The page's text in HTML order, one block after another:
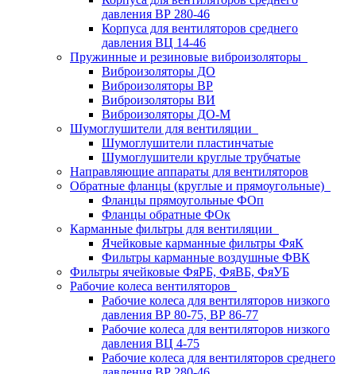
давления ВР 280-46
Корпуса для вентиляторов среднего
давления ВЦ 14-46
Пружинные и резиновые виброизоляторы
Виброизоляторы ДО
Виброизоляторы ВР
Виброизоляторы ВИ
Виброизоляторы ДО-М
Шумоглушители для вентиляции
Шумоглушители пластинчатые
Шумоглушители круглые трубчатые
Направляющие аппараты для вентиляторов
Обратные фланцы (круглые и прямоугольные)
Фланцы прямоугольные ФОп
Фланцы обратные ФОк
Карманные фильтры для вентиляции
Ячейковые карманные фильтры ФяК
Фильтры карманные воздушные ФВК
Фильтры ячейковые ФяРБ, ФяВБ, ФяУБ
Рабочие колеса вентиляторов
Рабочие колеса для вентиляторов низкого
давления ВР 80-75, ВР 86-77
Рабочие колеса для вентиляторов низкого
давления ВЦ 4-75
Рабочие колеса для вентиляторов среднего